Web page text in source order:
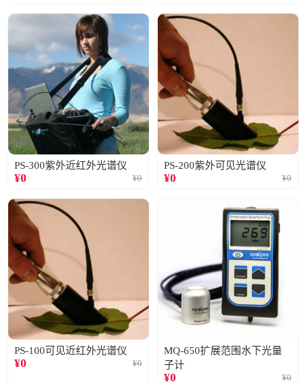
PS-300紫外近红外光谱仪
¥0 ¥0
PS-200紫外可见光谱仪
¥0 ¥0
PS-100可见近红外光谱仪
¥0 ¥0
MQ-650扩展范围水下光量
子计
¥0 ¥0